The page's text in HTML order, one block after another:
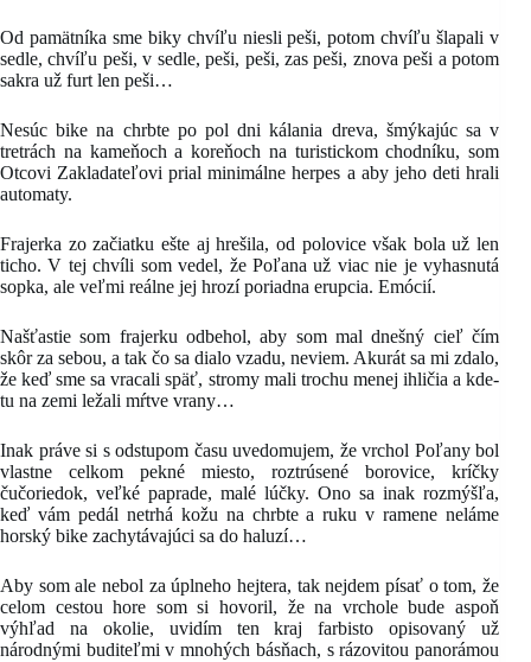
Od pamätníka sme biky chvíľu niesli peši, potom chvíľu šlapali v
sedle, chvíľu peši, v sedle, peši, peši, zas peši, znova peši a potom
sakra už furt len peši…
Nesúc bike na chrbte po pol dni kálania dreva, šmýkajúc sa v
tretrách na kameňoch a koreňoch na turistickom chodníku, som
Otcovi Zakladateľovi prial minimálne herpes a aby jeho deti hrali
automaty.
Frajerka zo začiatku ešte aj hrešila, od polovice však bola už len
ticho. V tej chvíli som vedel, že Poľana už viac nie je vyhasnutá
sopka, ale veľmi reálne jej hrozí poriadna erupcia. Emócií.
Našťastie som frajerku odbehol, aby som mal dnešný cieľ čím
skôr za sebou, a tak čo sa dialo vzadu, neviem. Akurát sa mi zdalo,
že keď sme sa vracali späť, stromy mali trochu menej ihličia a kde-
tu na zemi ležali mŕtve vrany…
Inak práve si s odstupom času uvedomujem, že vrchol Poľany bol
vlastne celkom pekné miesto, roztrúsené borovice, kríčky
čučoriedok, veľké paprade, malé lúčky. Ono sa inak rozmýšľa,
keď vám pedál netrhá kožu na chrbte a ruku v ramene neláme
horský bike zachytávajúci sa do haluzí…
Aby som ale nebol za úplneho hejtera, tak nejdem písať o tom, že
celom cestou hore som si hovoril, že na vrchole bude aspoň
výhľad na okolie, uvidím ten kraj farbisto opisovaný už
národnými buditeľmi v mnohých básňach, s rázovitou panorámou